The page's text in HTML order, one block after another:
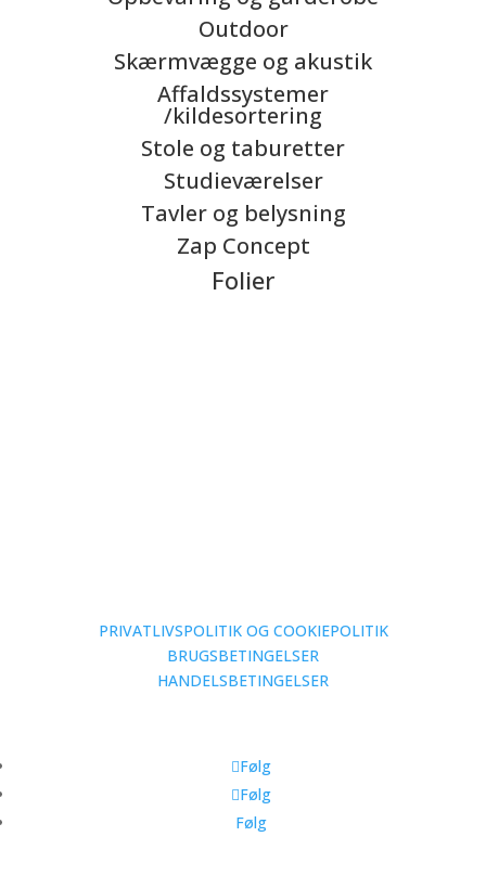
Outdoor
Skærmvægge og akustik
Affaldssystemer
/kildesortering
Stole og taburetter
Studieværelser
Tavler og belysning
Zap Concept
Folier
PRIVATLIVSPOLITIK OG COOKIEPOLITIK
BRUGSBETINGELSER
HANDELSBETINGELSER
Følg
Følg
Følg